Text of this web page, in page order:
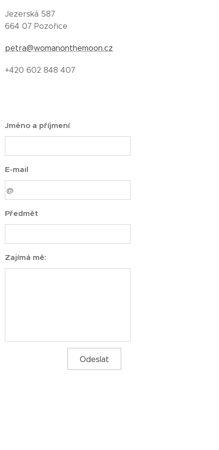
Jezerská 587
664 07 Pozořice
petra@womanonthemoon.cz
+420 602 848 407
Jméno a příjmení
E-mail
Předmět
Zajímá mě:
Odeslat